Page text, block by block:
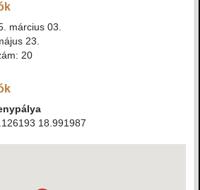
március 03.
23.
20
18.991987